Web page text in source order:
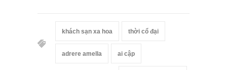
khách sạn xa hoa thời cổ đại
adrere amella ai cập